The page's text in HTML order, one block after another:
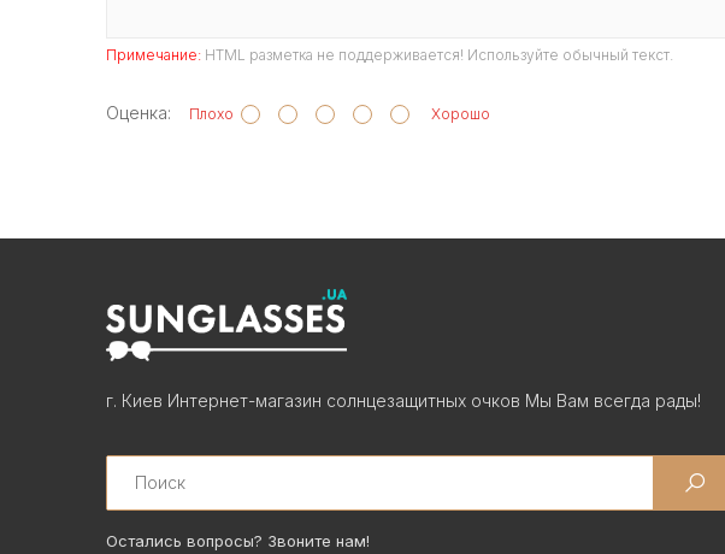
Примечание: HTML разметка не поддерживается! Используйте обычный текст.
Оценка: Плохо Хорошо
г. Киев Интернет-магазин солнцезащитных очков Мы Вам всегда рады!
Search
Остались вопросы? Звоните нам!